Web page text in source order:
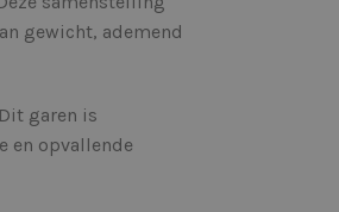
gewicht, ademend
garen is
en opvallende